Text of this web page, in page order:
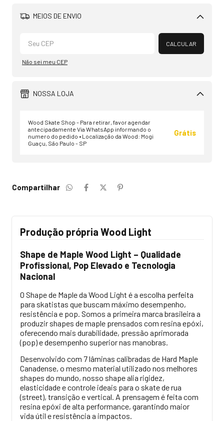
MEIOS DE ENVIO
Alterar CEP
CALCULAR
Não sei meu CEP
NOSSA LOJA
Wood Skate Shop - Para retirar, favor agendar
antecipadamente Via WhatsApp informando o
numero do pedido • Localização da Wood: Mogi
Guaçu, São Paulo - SP
Grátis
Compartilhar
Produção própria Wood Light
Shape de Maple Wood Light – Qualidade
Profissional, Pop Elevado e Tecnologia
Nacional
O Shape de Maple da Wood Light é a escolha perfeita
para skatistas que buscam máximo desempenho,
resistência e pop. Somos a primeira marca brasileira a
produzir shapes de maple prensados com resina epóxi,
oferecendo mais durabilidade, pressão aprimorada
(pop) e desempenho superior nas manobras.
Desenvolvido com 7 lâminas calibradas de Hard Maple
Canadense, o mesmo material utilizado nos melhores
shapes do mundo, nosso shape alia rigidez,
elasticidade e controle ideais para o skate de rua
(street), transição e vertical. A prensagem é feita com
resina epóxi de alta performance, garantindo maior
vida útil e resistência a impactos.